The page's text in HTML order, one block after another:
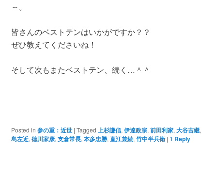
～。
皆さんのベストテンはいかがですか？？
ぜひ教えてくださいね！
そして次もまたベストテン、続く…＾＾
Posted in 参の重：近世 | Tagged 上杉謙信, 伊達政宗, 前田利家, 大谷吉継,
島左近, 徳川家康, 支倉常長, 本多忠勝, 直江兼続, 竹中半兵衛 | 1 Reply